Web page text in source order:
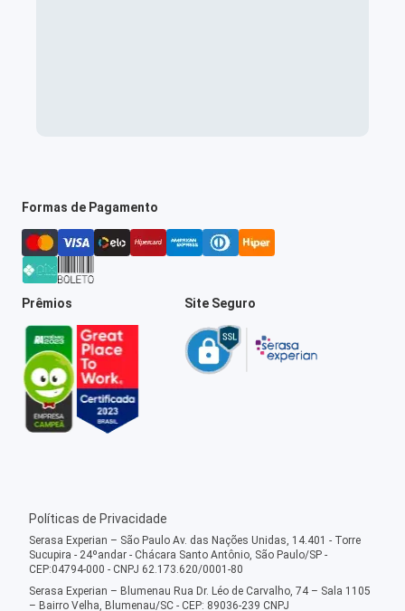
Formas de Pagamento
Prêmios Site Seguro
Políticas de Privacidade
Serasa Experian – São Paulo Av. das Nações Unidas, 14.401 - Torre
Sucupira - 24ºandar - Chácara Santo Antônio, São Paulo/SP -
CEP:04794-000 - CNPJ 62.173.620/0001-80
Serasa Experian – Blumenau Rua Dr. Léo de Carvalho, 74 – Sala 1105
– Bairro Velha, Blumenau/SC - CEP: 89036-239 CNPJ